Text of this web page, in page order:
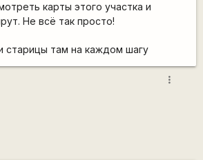
карты этого участка и
Не всё так просто!
старицы там на каждом шагу
more_vert